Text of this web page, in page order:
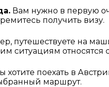
Вам нужно в первую
получить визу.
путешествуете на
ситуациям относятся
хотите поехать в
маршрут.